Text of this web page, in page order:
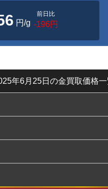
円/g
前日比
-196円
年6月25日の金買取価格一